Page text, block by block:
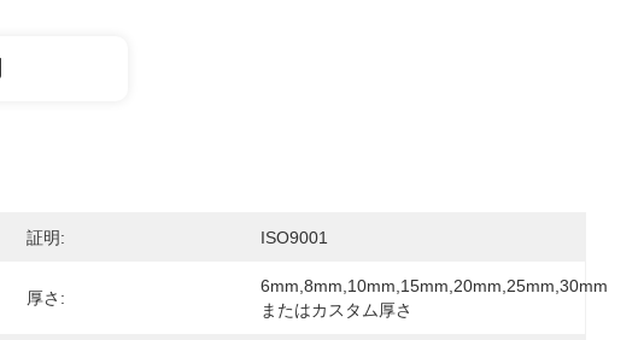
証明: ISO9001
厚さ:
6mm,8mm,10mm,15mm,20mm,25mm,30mm
またはカスタム厚さ